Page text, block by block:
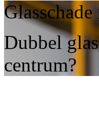
Dubbel
centrum?